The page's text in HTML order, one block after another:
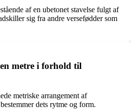
af en ubetonet stavelse fulgt af
sig fra andre versefødder som
metre i forhold til
metriske arrangement af
dets rytme og form.